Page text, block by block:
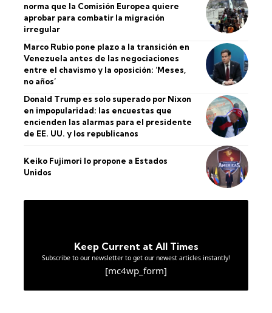
norma que la Comisión Europea quiere
aprobar para combatir la migración
irregular
Marco Rubio pone plazo a la transición en
Venezuela antes de las negociaciones
entre el chavismo y la oposición: ‘Meses,
no años’
Donald Trump es solo superado por Nixon
en impopularidad: las encuestas que
encienden las alarmas para el presidente
de EE. UU. y los republicanos
Keiko Fujimori lo propone a Estados
Unidos
Keep Current at All Times
Subscribe to our newsletter to get our newest articles instantly!
[mc4wp_form]